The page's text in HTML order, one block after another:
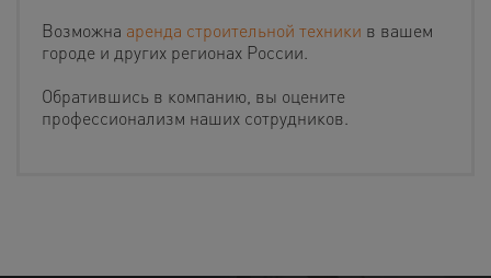
Возможна аренда строительной техники в вашем
городе и других регионах России.
Обратившись в компанию, вы оцените
профессионализм наших сотрудников.